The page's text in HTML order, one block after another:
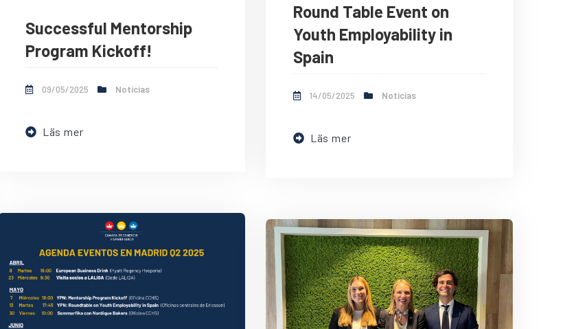
Round Table Event on
Youth Employability in
Spain
14/05/2025 Noticias
Läs mer
Successful Mentorship
Program Kickoff!
09/05/2025 Noticias
Läs mer